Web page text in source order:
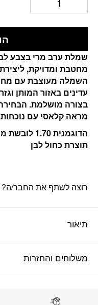
שמלת ערב מרי בצבע
מחטבת ומדויקת,
השמלה מעוצבת עם
עדינים באזור המותן
בצורה מושלמת.
מראה קלאסי עם
הדוגמנית 1.70 לובשת מידה XS
תוצרת כחול לבן
תיאור
משלוחים והחזרות
רוצה לשתף את החבר/ה?